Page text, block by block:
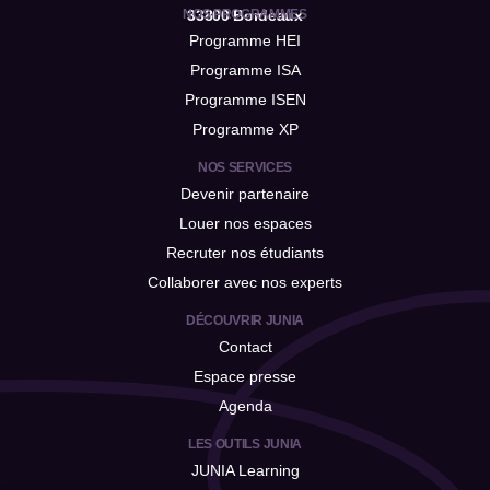
33800 Bordeaux
NOS PROGRAMMES
Programme HEI
Programme ISA
Programme ISEN
Programme XP
NOS SERVICES
Devenir partenaire
Louer nos espaces
Recruter nos étudiants
Collaborer avec nos experts
DÉCOUVRIR JUNIA
Contact
Espace presse
Agenda
LES OUTILS JUNIA
JUNIA Learning